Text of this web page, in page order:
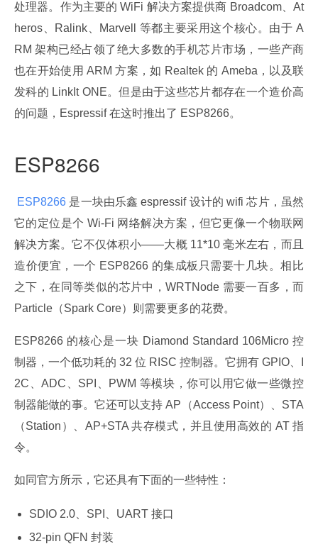
处理器。作为主要的 WiFi 解决方案提供商 Broadcom、At
heros、Ralink、Marvell 等都主要采用这个核心。由于 A
RM 架构已经占领了绝大多数的手机芯片市场，一些产商
也在开始使用 ARM 方案，如 Realtek 的 Ameba，以及联
发科的 LinkIt ONE。但是由于这些芯片都存在一个造价高
的问题，Espressif 在这时推出了 ESP8266。
ESP8266
ESP8266 是一块由乐鑫 espressif 设计的 wifi 芯片，虽然
它的定位是个 Wi-Fi 网络解决方案，但它更像一个物联网
解决方案。它不仅体积小——大概 11*10 毫米左右，而且
造价便宜，一个 ESP8266 的集成板只需要十几块。相比
之下，在同等类似的芯片中，WRTNode 需要一百多，而
Particle（Spark Core）则需要更多的花费。
ESP8266 的核心是一块 Diamond Standard 106Micro 控
制器，一个低功耗的 32 位 RISC 控制器。它拥有 GPIO、I
2C、ADC、SPI、PWM 等模块，你可以用它做一些微控
制器能做的事。它还可以支持 AP（Access Point）、STA
（Station）、AP+STA 共存模式，并且使用高效的 AT 指
令。
如同官方所示，它还具有下面的一些特性：
SDIO 2.0、SPI、UART 接口
32-pin QFN 封装